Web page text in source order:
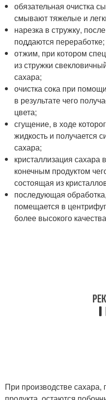
обязательная очистка
смывают тяжелые и
нарезка в стружку,
поддаются переработке;
отжим, при котором
из стружки
сахара;
очистка сока при
в результате чего
цвета;
сгущение, в ходе
жидкость и получается
сахара;
кристаллизация сахара
конечным продуктом
состоящая из
последующая
помещается в
более высокого
При производстве сахара,